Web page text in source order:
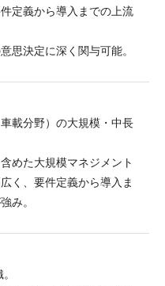
定義から導入までの上流
思決定に深く関与可能。
載分野）の大規模・中長
めた大規模マネジメント
く、要件定義から導入ま
み。